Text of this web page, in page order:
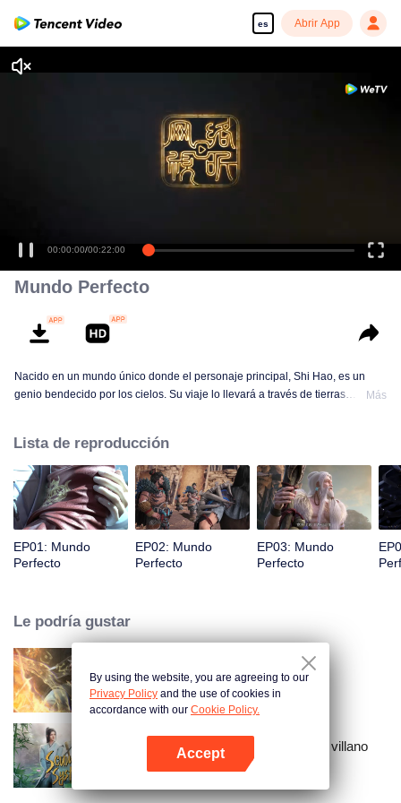
es Abrir App
00:00:00/00:22:00
Mundo Perfecto
Nacido en un mundo único donde el personaje principal, Shi Hao, es un
genio bendecido por los cielos. Su viaje lo llevará a través de tierras
Más
Lista de reproducción
EP01: Mundo
Perfecto
EP02: Mundo
Perfecto
EP03: Mundo
Perfecto
Le podría gustar
Mundo de los Inmortales
El sistema de auto-salvación del villano
By using the website, you are agreeing to our
Privacy Policy and the use of cookies in
accordance with our Cookie Policy.
Accept